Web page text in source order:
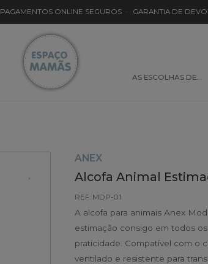
PAGAMENTOS ONLINE SEGUROS · GARANTIA DE
AS ESCOLHAS DE…
ANEX
Alcofa Animal
REF: MDP-01
A alcofa para animais Anex
estimação consigo em todos
praticidade. Compatível com o
ventilado e resistente para